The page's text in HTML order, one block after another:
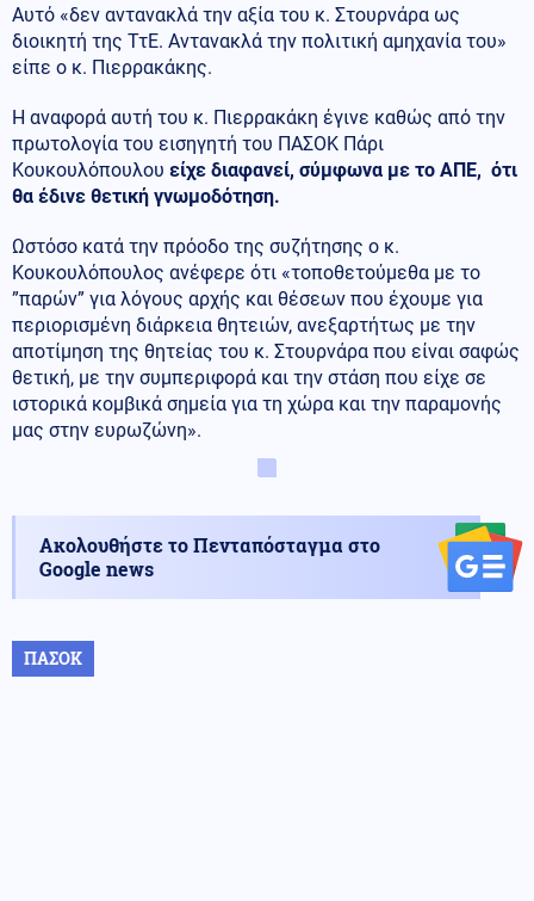
Αυτό «δεν αντανακλά την αξία του κ. Στουρνάρα ως
διοικητή της ΤτΕ. Αντανακλά την πολιτική αμηχανία του»
είπε ο κ. Πιερρακάκης.
Η αναφορά αυτή του κ. Πιερρακάκη έγινε καθώς από την
πρωτολογία του εισηγητή του ΠΑΣΟΚ Πάρι
Κουκουλόπουλου είχε διαφανεί, σύμφωνα με το ΑΠΕ, ότι
θα έδινε θετική γνωμοδότηση.
Ωστόσο κατά την πρόοδο της συζήτησης ο κ.
Κουκουλόπουλος ανέφερε ότι «τοποθετούμεθα με το
”παρών” για λόγους αρχής και θέσεων που έχουμε για
περιορισμένη διάρκεια θητειών, ανεξαρτήτως με την
αποτίμηση της θητείας του κ. Στουρνάρα που είναι σαφώς
θετική, με την συμπεριφορά και την στάση που είχε σε
ιστορικά κομβικά σημεία για τη χώρα και την παραμονής
μας στην ευρωζώνη».
Ακολουθήστε το Πενταπόσταγμα στο
Google news
ΠΑΣΟΚ